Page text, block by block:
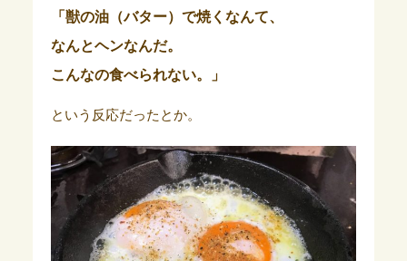
「獣の油（バター）で焼くなんて、
なんとヘンなんだ。
こんなの食べられない。」
という反応だったとか。